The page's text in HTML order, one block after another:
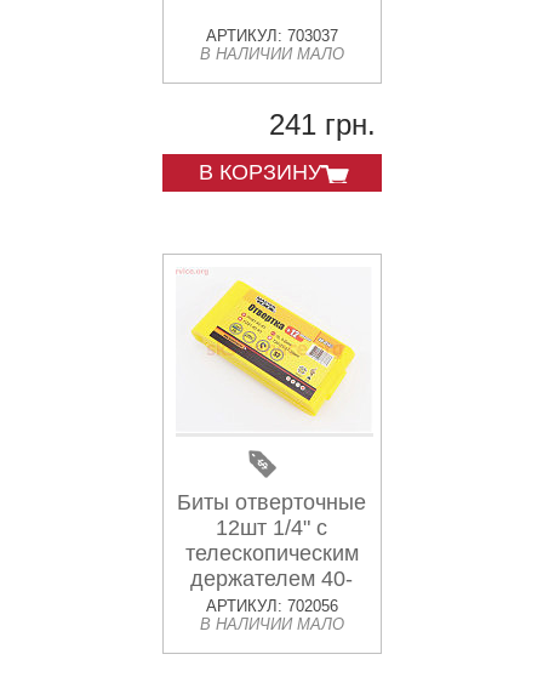
АРТИКУЛ: 703037
В НАЛИЧИИ МАЛО
241 грн.
В КОРЗИНУ
Биты отверточные
12шт 1/4" с
телескопическим
держателем 40-
0143
АРТИКУЛ: 702056
В НАЛИЧИИ МАЛО